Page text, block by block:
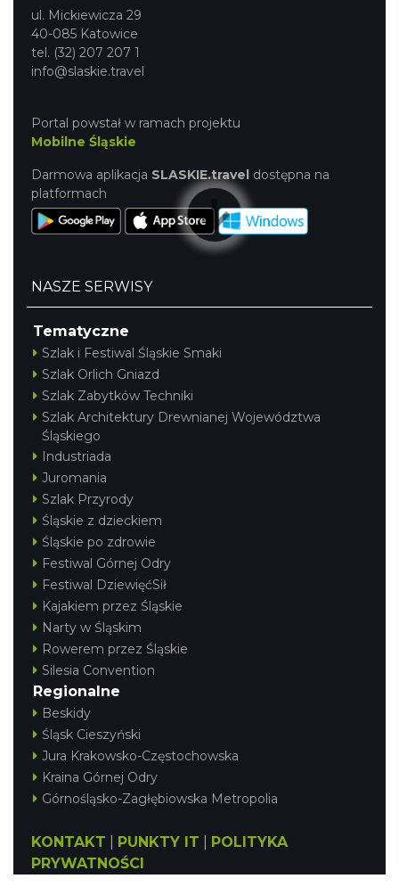
ul. Mickiewicza 29
40-085 Katowice
tel. (32) 207 207 1
info@slaskie.travel
Portal powstał w ramach projektu
Mobilne Śląskie
Darmowa aplikacja SLASKIE.travel dostępna na
platformach
NASZE SERWISY
Tematyczne
Szlak i Festiwal Śląskie Smaki
Szlak Orlich Gniazd
Szlak Zabytków Techniki
Szlak Architektury Drewnianej Województwa
Śląskiego
Industriada
Juromania
Szlak Przyrody
Śląskie z dzieckiem
Śląskie po zdrowie
Festiwal Górnej Odry
Festiwal DziewięćSił
Kajakiem przez Śląskie
Narty w Śląskim
Rowerem przez Śląskie
Silesia Convention
Regionalne
Beskidy
Śląsk Cieszyński
Jura Krakowsko-Częstochowska
Kraina Górnej Odry
Górnośląsko-Zagłębiowska Metropolia
KONTAKT PUNKTY IT
POLITYKA
PRYWATNOŚCI